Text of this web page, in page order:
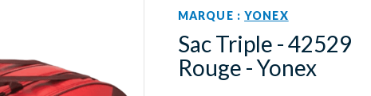
MARQUE :YONEX
Sac Triple - 42529
Rouge - Yonex